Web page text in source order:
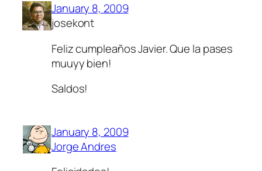
January 8, 2009
josekont
Feliz cumpleaños Javier. Que la pases
muuyy bien!
Saldos!
January 8, 2009
Jorge Andres